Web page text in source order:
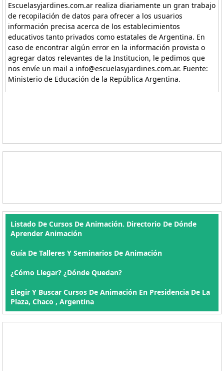
Escuelasyjardines.com.ar realiza diariamente un gran trabajo
de recopilación de datos para ofrecer a los usuarios
información precisa acerca de los establecimientos
educativos tanto privados como estatales de Argentina. En
caso de encontrar algún error en la información provista o
agregar datos relevantes de la Institucion, le pedimos que
nos envíe un mail a info@escuelasyjardines.com.ar. Fuente:
Ministerio de Educación de la República Argentina.
Listado De Cursos De Animación. Directorio De Dónde
Aprender Animación
Guía De Talleres Y Seminarios De Animación
¿Cómo Llegar? ¿Dónde Quedan?
Elegir Y Buscar Cursos De Animación En Presidencia De La
Plaza, Chaco , Argentina